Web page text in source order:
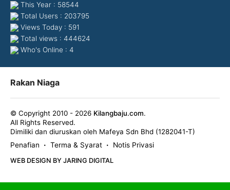
This Year : 58544
Total Users : 203795
Views Today : 591
Total views : 444624
Who's Online : 4
Rakan Niaga
© Copyright 2010 - 2026 Kilangbaju.com.
All Rights Reserved.
Dimiliki dan diuruskan oleh Mafeya Sdn Bhd (1282041-T)
Penafian
• Terma & Syarat • Notis Privasi
WEB DESIGN BY JARING DIGITAL